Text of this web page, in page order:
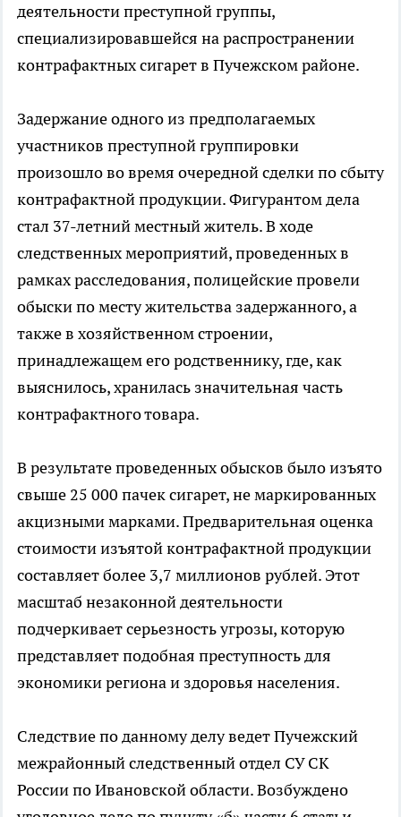
деятельности преступной группы,
специализировавшейся на распространении
контрафактных сигарет в Пучежском районе.
Задержание одного из предполагаемых
участников преступной группировки
произошло во время очередной сделки по сбыту
контрафактной продукции. Фигурантом дела
стал 37-летний местный житель. В ходе
следственных мероприятий, проведенных в
рамках расследования, полицейские провели
обыски по месту жительства задержанного, а
также в хозяйственном строении,
принадлежащем его родственнику, где, как
выяснилось, хранилась значительная часть
контрафактного товара.
В результате проведенных обысков было изъято
свыше 25 000 пачек сигарет, не маркированных
акцизными марками. Предварительная оценка
стоимости изъятой контрафактной продукции
составляет более 3,7 миллионов рублей. Этот
масштаб незаконной деятельности
подчеркивает серьезность угрозы, которую
представляет подобная преступность для
экономики региона и здоровья населения.
Следствие по данному делу ведет Пучежский
межрайонный следственный отдел СУ СК
России по Ивановской области. Возбуждено